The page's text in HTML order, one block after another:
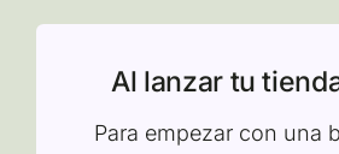
Al lanzar tu
Para empezar con una